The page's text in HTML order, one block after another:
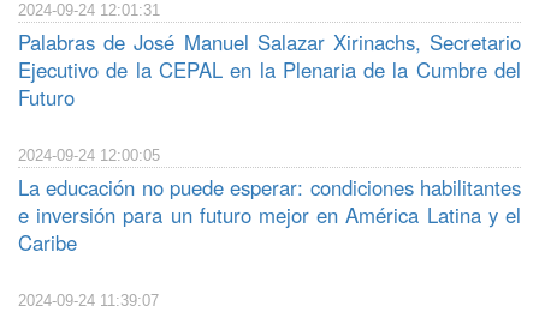
2024-09-24 12:01:31
Palabras de José Manuel Salazar Xirinachs, Secretario
Ejecutivo de la CEPAL en la Plenaria de la Cumbre del
Futuro
2024-09-24 12:00:05
La educación no puede esperar: condiciones habilitantes
e inversión para un futuro mejor en América Latina y el
Caribe
2024-09-24 11:39:07